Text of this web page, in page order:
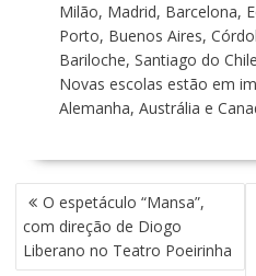
Milão, Madrid, Barcelona,
Porto, Buenos Aires,
Bariloche, Santiago do
Novas escolas estão em
Alemanha, Austrália e
N
A
V
E
O espetáculo “Mansa”,
com direção de Diogo
Liberano no Teatro Poeirinha